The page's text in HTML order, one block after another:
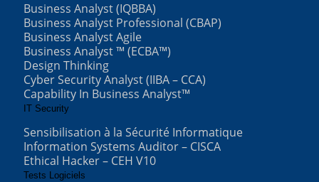
Business Analyst (IQBBA)
Business Analyst Professional (CBAP)
Business Analyst Agile
Business Analyst ™ (ECBA™)
Design Thinking
Cyber Security Analyst (IIBA – CCA)
Capability In Business Analyst™
IT Security
Sensibilisation à la Sécurité Informatique
Information Systems Auditor – CISCA
Ethical Hacker – CEH V10
Tests Logiciels